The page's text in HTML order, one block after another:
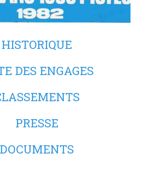
HISTORIQUE
DES ENGAGES
PRESSE
DOCUMENTS